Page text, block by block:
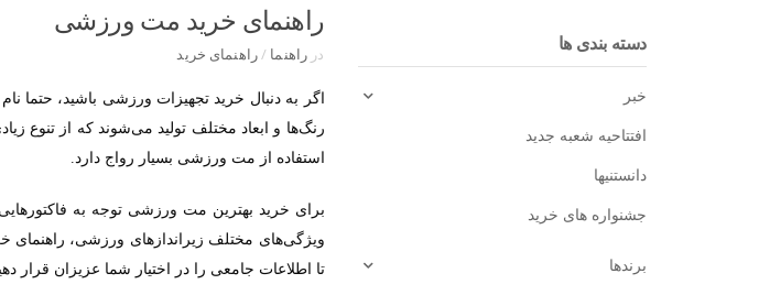
دسته بندی ها
خبر
افتتاحیه شعبه جدید
دانستنیها
جشنواره های خرید
برندها
راهنمای خرید مت ورزشی
در راهنما /راهنمای خرید
اگر به دنبال خرید تجهیزات ورزشی باشید، حتما نام
رنگ‌ها و ابعاد مختلف تولید می‌شوند که از تنوع
استفاده از مت ورزشی بسیار رواج دارد .
برای خرید بهترین مت ورزشی توجه به
ویژگی‌های مختلف زیرانداز‌های ورزشی، راهنمای
تا اطلاعات جامعی را در اختیار شما عزیزان قرار